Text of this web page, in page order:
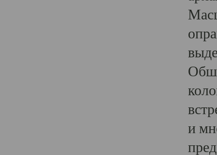
и